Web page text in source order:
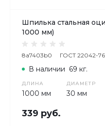
Шпилька стальная
1000 мм)
8a7403b0 ГОСТ 22042-76
ДЛИНА
1000 мм
ДИАМЕТР
30 мм
В наличии 69 кг.
339 руб.